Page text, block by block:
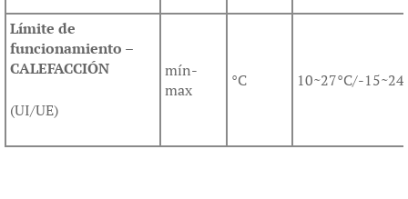
Límite de
funcionamiento –
CALEFACCIÓN
(UI/UE)
mín-
max
°C 10~27°C/-